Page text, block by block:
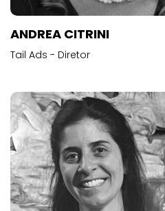
ANDREA CITRINI
Tail Ads - Diretor